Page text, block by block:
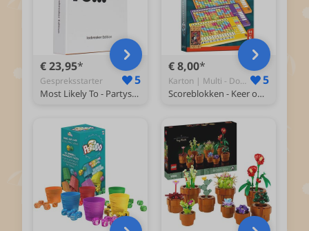
€ 23,95
Gespreksstarter 5
Most Likely To - Partyspel met 220 vragen - Nederlands & Engels Kaartspel
€ 8,00
Karton | Multi - Dobbelspel 5
Scoreblokken - Keer op Keer - Level 2, 3 en 4 - Dobbelspel